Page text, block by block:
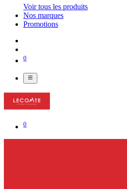
Voir tous les produits
Nos marques
Promotions
0
0